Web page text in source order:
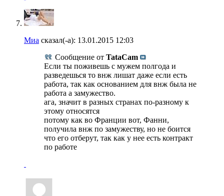
Миа сказал(-а): 13.01.2015 12:03
Сообщение от TataCam
Если ты поживешь с мужем полгода и
разведешься то внж лишат даже если есть
работа, так как основанием для внж была не
работа а замужество.
ага, значит в разных странах по-разному к
этому относятся
потому как во Франции вот, Фанни,
получила внж по замужеству, но не боится
что его отберут, так как у нее есть контракт
по работе